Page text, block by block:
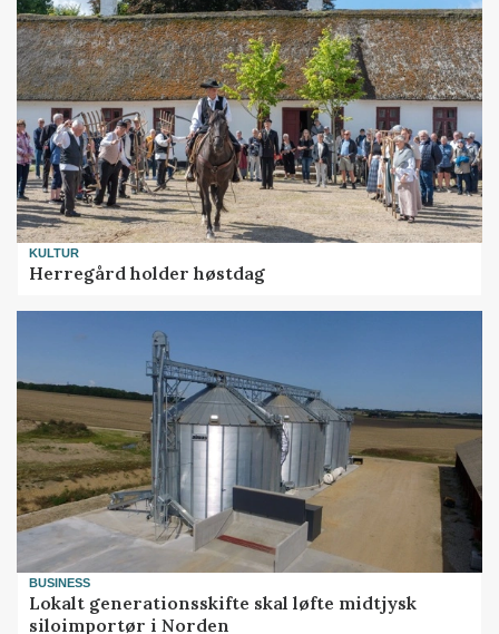
KULTUR
Herregård holder høstdag
BUSINESS
Lokalt generationsskifte skal løfte midtjysk
siloimportør i Norden